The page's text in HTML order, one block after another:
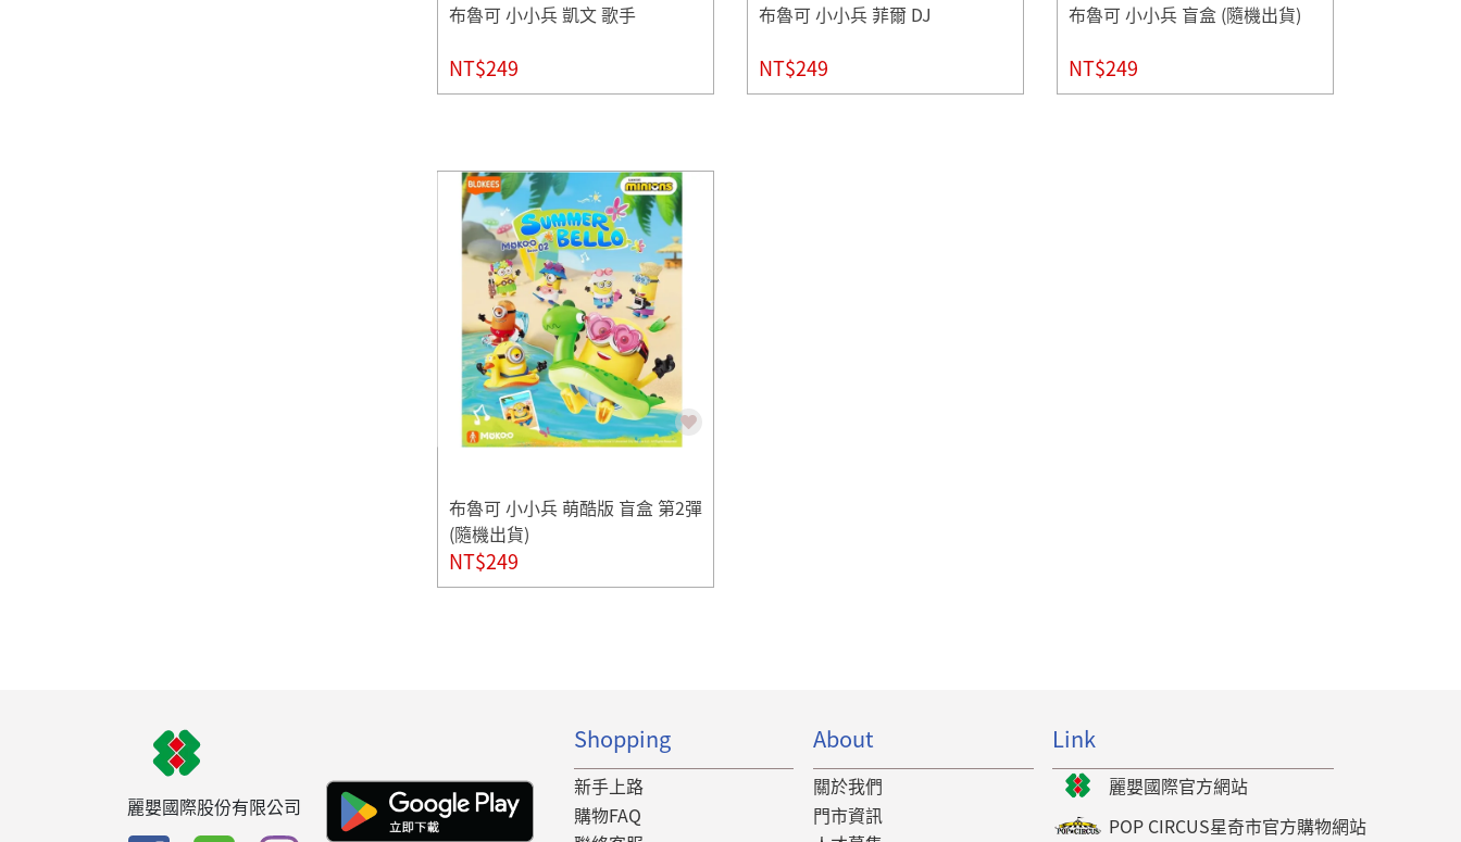
布魯可 小小兵 凱文 歌手
NT$249
布魯可 小小兵 菲爾 DJ
NT$249
布魯可 小小兵 盲盒 (隨機出貨)
NT$249
布魯可 小小兵 萌酷版 盲盒 第2彈
(隨機出貨)
NT$249
麗嬰國際股份有限公司
Shopping
新手上路
購物FAQ
About
關於我們
門市資訊
Link
麗嬰國際官方網站
POP CIRCUS星奇市官方購物網站